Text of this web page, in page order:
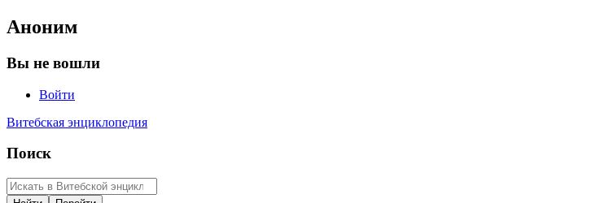
Аноним
Вы не вошли
Войти
Витебская энциклопедия
Поиск